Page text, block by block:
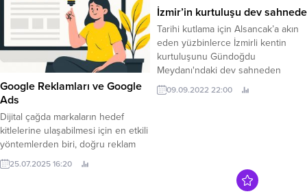
spor şölenine dönüştü.
Google Reklamları ve Google
Ads
Dijital çağda markaların hedef
kitlelerine ulaşabilmesi için en etkili
yöntemlerden biri, doğru reklam
stratejileri kullanmaktır. İşte tam bu
noktada Google reklamları ve
25.07.2025 16:20
İzmir’in kurtuluşu dev sahnede
Tarihi kutlama için Alsancak’a akın
eden yüzbinlerce İzmirli kentin
kurtuluşunu Gündoğdu
Meydanı'ndaki dev sahneden
izledi.09.09.2022 22:00